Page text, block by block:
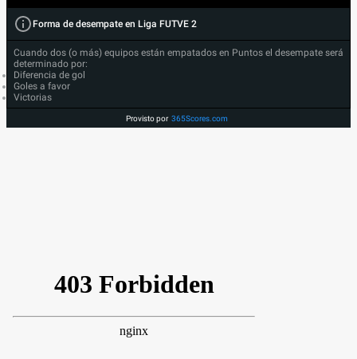
Forma de desempate en Liga FUTVE 2
Cuando dos (o más) equipos están empatados en Puntos el desempate será
determinado por:
Diferencia de gol
Goles a favor
Victorias
Provisto por 365Scores.com